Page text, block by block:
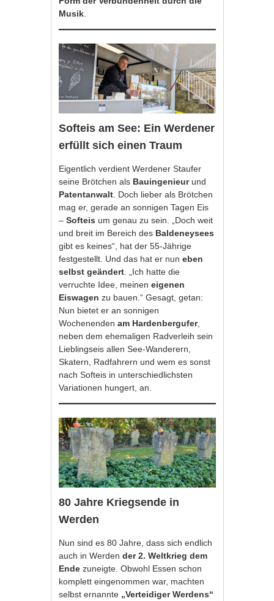
Musik
Softeis am See: Ein Werdener
erfüllt sich einen Traum
Eigentlich verdient Werdener Staufer
seine Brötchen als Bauingenieur und
Patentanwalt . Doch lieber als Brötchen
mag er, gerade an sonnigen Tagen Eis
–Softeis um genau zu sein. „Doch weit
und breit im Bereich des Baldeneysees
gibt es keines“, hat der 55-Jährige
festgestellt. Und das hat er nuneben
selbst geändert . „Ich hatte die
verruchte Idee, meineneigenen
Eiswagen zu bauen.“ Gesagt, getan:
Nun bietet er an sonnigen
Wochenendenam Hardenbergufer,
neben dem ehemaligen Radverleih sein
Lieblingseis allen See-Wanderern,
Skatern, Radfahrern und wem es sonst
nach Softeis in unterschiedlichsten
Variationen hungert, an.
80 Jahre Kriegsende in
Werden
Nun sind es 80 Jahre, dass sich endlich
auch in Werdender 2. Weltkrieg dem
Ende zuneigte. Obwohl Essen schon
komplett eingenommen war, machten
selbst ernannte „Verteidiger Werdens“